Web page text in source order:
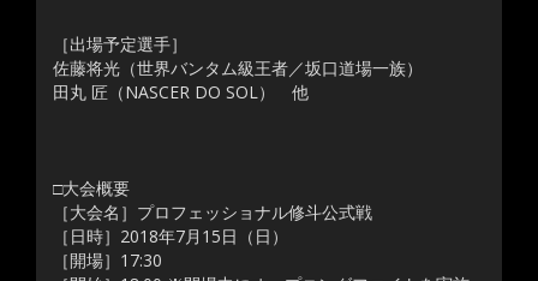
［出場予定選手］
佐藤将光（世界バンタム級王者／坂口道場一族）
田丸 匠（NASCER DO SOL） 他
□大会概要
［大会名］プロフェッショナル修斗公式戦
［日時］2018年7月15日（日）
［開場］17:30